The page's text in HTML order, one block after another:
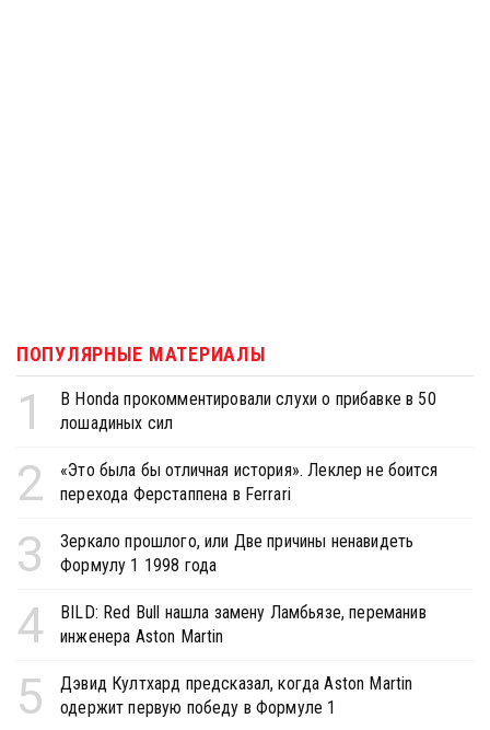
ПОПУЛЯРНЫЕ МАТЕРИАЛЫ
1
В Honda прокомментировали слухи о прибавке в 50
лошадиных сил
2
«Это была бы отличная история». Леклер не боится
перехода Ферстаппена в Ferrari
3
Зеркало прошлого, или Две причины ненавидеть
Формулу 1 1998 года
4
BILD: Red Bull нашла замену Ламбьязе, переманив
инженера Aston Martin
5
Дэвид Култхард предсказал, когда Aston Martin
одержит первую победу в Формуле 1